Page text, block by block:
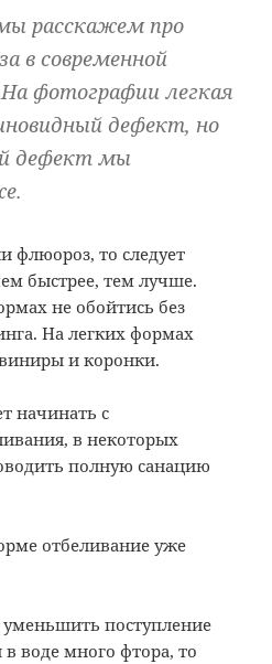
расскажем про
в современной
фотографии легкая
дефект, но
дефект мы
флюороз, то следует
быстрее, тем лучше.
не обойтись без
На легких формах
и коронки.
начинать с
в некоторых
полную санацию
отбеливание уже
поступление
воде много фтора, то